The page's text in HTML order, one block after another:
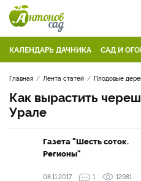
КАЛЕНДАРЬ ДАЧНИКА САД И
Главная Лента статей Плодовые
Как вырастить
Урале
Газета "Шесть соток.
Регионы"
08.11.2017
1 12981